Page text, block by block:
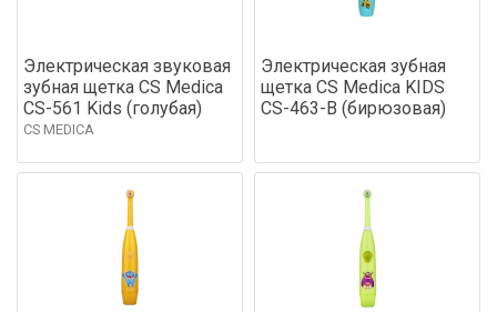
Электрическая звуковая
зубная щетка CS Medica
CS-561 Kids (голубая)
CS MEDICA
Электрическая зубная
щетка CS Medica KIDS
CS-463-B (бирюзовая)